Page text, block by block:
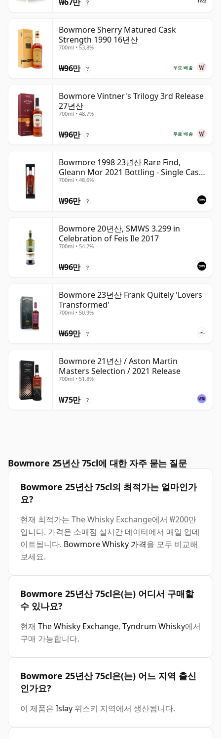
?
Bowmore Sherry Matured Cask
Strength 1990 16년산
700ml • 53.8%
무료 배송
₩96만 ?
Bowmore Vintner's Trilogy 3rd Release
27년산
700ml • 48.7%
무료 배송
₩96만 ?
Bowmore 1998 23년산 Rare Find,
Gleann Mor 2021 Bottling - Single Cask
353892
700ml • 48.6%
₩96만 ?
Bowmore 20년산, SMWS 3.299 in
Celebration of Feis Ile 2017
700ml • 54.2%
₩96만 ?
Bowmore 23년산 Frank Quitely 'Lovers
Transformed'
700ml • 50.9%
₩69만 ?
Bowmore 21년산 / Aston Martin
Masters Selection / 2021 Release
700ml • 51.8%
₩75만 ?
Bowmore 25년산 75cl에 대한 자주 묻는 질문
Bowmore 25년산 75cl의 최적가는 얼마인가
요?
현재 최적가는 The Whisky Exchange에서 ₩200만
입니다. 가격은 소매점 실시간 데이터에서 매일 업데
이트됩니다. Bowmore Whisky 가격을 모두 비교해
보세요.
Bowmore 25년산 75cl은(는) 어디서 구매할
수 있나요?
현재 The Whisky Exchange, Tyndrum Whisky에서
구매 가능합니다.
Bowmore 25년산 75cl은(는) 어느 지역 출신
인가요?
이 제품은 Islay 위스키 지역에서 생산됩니다.